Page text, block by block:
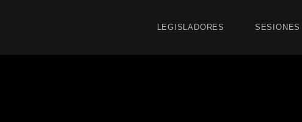
LEGISLADORES SESIONES